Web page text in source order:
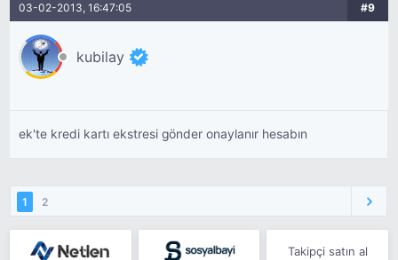
03-02-2013, 16:47:05 #9
kubilay
ek'te kredi kartı ekstresi gönder onaylanır hesabın
1 2
Takipçi satın al